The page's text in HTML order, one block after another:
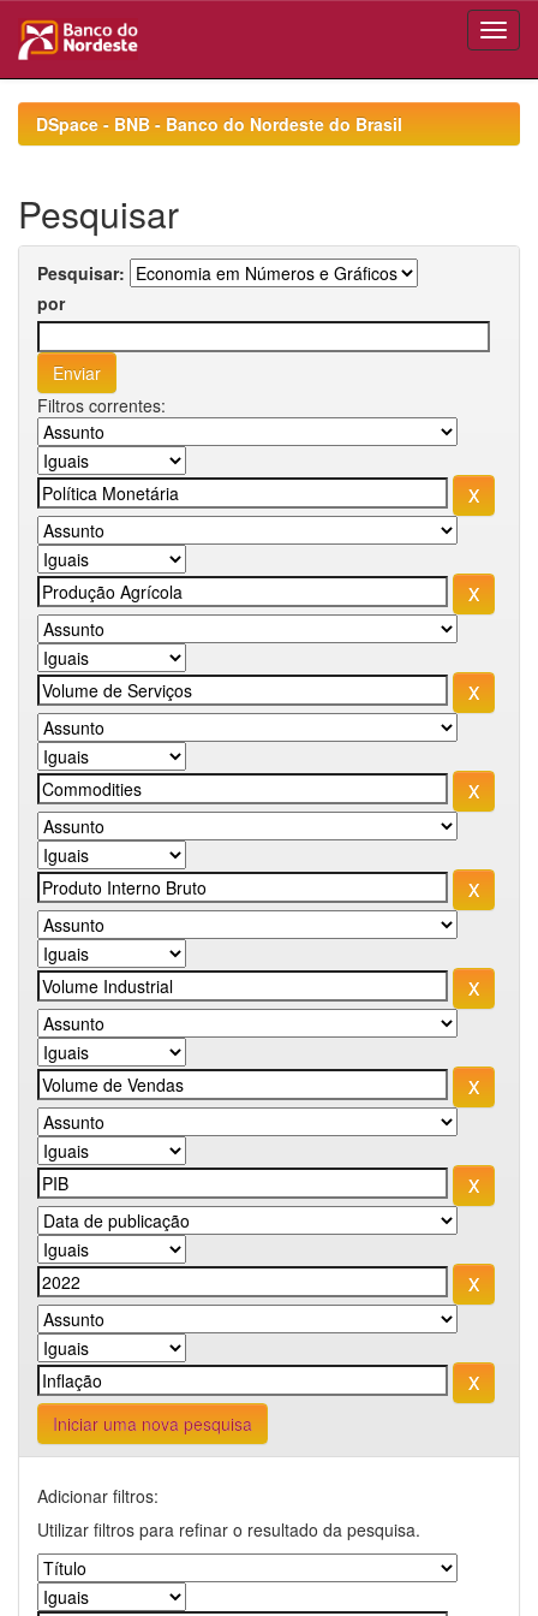
navigationDSpace - BNB - Banco do Nordeste do Brasil
Pesquisar
Pesquisar:
por
Filtros correntes:
Iniciar uma nova pesquisa
Adicionar filtros:
Utilizar filtros para refinar o resultado da pesquisa.